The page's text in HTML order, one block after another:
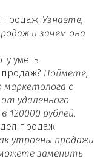
продаж. Узнаете,
и зачем она
уметь
продаж? Поймете,
с
удаленного
120000 рублей.
продаж
утроены продажи
заменить